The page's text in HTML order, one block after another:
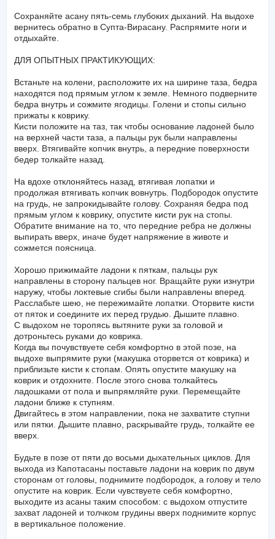
Сохраняйте асану пять-семь глубоких дыханий. На выдохе
вернитесь обратно в Супта-Вирасану. Распрямите ноги и
отдыхайте.
ДЛЯ ОПЫТНЫХ ПРАКТИКУЮЩИХ:
Встаньте на колени, расположите их на ширине таза, бедра
находятся под прямым углом к земле. Немного подверните
бедра внутрь и сожмите ягодицы. Голени и стопы сильно
прижаты к коврику.
Кисти положите на таз, так чтобы основание ладоней было
на верхней части таза, а пальцы рук были направлены
вверх. Втягивайте копчик внутрь, а передние поверхности
бедер толкайте назад.
На вдохе отклоняйтесь назад, втягивая лопатки и
продолжая втягивать копчик вовнутрь. Подбородок опустите
на грудь, не запрокидывайте голову. Сохраняя бедра под
прямым углом к коврику, опустите кисти рук на стопы.
Обратите внимание на то, что передние ребра не должны
выпирать вверх, иначе будет напряжение в животе и
сожмется поясница.
Хорошо прижимайте ладони к пяткам, пальцы рук
направлены в сторону пальцев ног. Вращайте руки изнутри
наружу, чтобы локтевые сгибы были направлены вперед.
Расслабьте шею, не пережимайте лопатки. Оторвите кисти
от пяток и соедините их перед грудью. Дышите плавно.
С выдохом не торопясь вытяните руки за головой и
дотроньтесь руками до коврика.
Когда вы почувствуете себя комфортно в этой позе, на
выдохе выпрямите руки (макушка оторвется от коврика) и
приблизьте кисти к стопам. Опять опустите макушку на
коврик и отдохните. После этого снова толкайтесь
ладошками от пола и выпрямляйте руки. Перемещайте
ладони ближе к ступням.
Двигайтесь в этом направлении, пока не захватите ступни
или пятки. Дышите плавно, раскрывайте грудь, толкайте ее
вверх.
Будьте в позе от пяти до восьми дыхательных циклов. Для
выхода из Капотасаны поставьте ладони на коврик по двум
сторонам от головы, поднимите подбородок, а голову и тело
опустите на коврик. Если чувствуете себя комфортно,
выходите из асаны таким способом: с выдохом отпустите
захват ладоней и толчком грудины вверх поднимите корпус
в вертикальное положение.